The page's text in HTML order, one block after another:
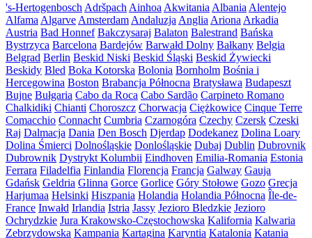
's-Hertogenbosch Adršpach Ainhoa Akwitania Albania Alentejo
Alfama Algarve Amsterdam Andaluzja Anglia Ariona Arkadia
Austria Bad Honnef Bakczysaraj Balaton Balestrand Bańska
Bystrzyca Barcelona Bardejów Barwałd Dolny Bałkany Belgia
Belgrad Berlin Beskid Niski Beskid Śląski Beskid Żywiecki
Beskidy Bled Boka Kotorska Bolonia Bornholm Bośnia i
Hercegowina Boston Brabancja Północna Bratysława Budapeszt
Bujne Bułgaria Cabo da Roca Cabo Sardão Carpineto Romano
Chalkidiki Chianti Choroszcz Chorwacja Ciężkowice Cinque Terre
Comacchio Connacht Cumbria Czarnogóra Czechy Czersk Czeski
Raj Dalmacja Dania Den Bosch Djerdap Dodekanez Dolina Loary
Dolina Śmierci Dolnośląskie Donlośląskie Dubaj Dublin Dubrovnik
Dubrownik Dystrykt Kolumbii Eindhoven Emilia-Romania Estonia
Ferrara Filadelfia Finlandia Florencja Francja Galway Gauja
Gdańsk Geldria Glinna Gorce Gorlice Góry Stołowe Gozo Grecja
Harjumaa Helsinki Hiszpania Holandia Holandia Północna Île-de-
France Inwałd Irlandia Istria Jassy Jezioro Bledzkie Jezioro
Ochrydzkie Jura Krakowsko-Częstochowska Kalifornia Kalwaria
Zebrzydowska Kampania Kartagina Karyntia Katalonia Katania